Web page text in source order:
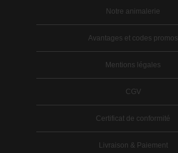
Notre animalerie
Avantages et codes promos
Mentions légales
CGV
Certificat de conformité
Livraison & Paiement